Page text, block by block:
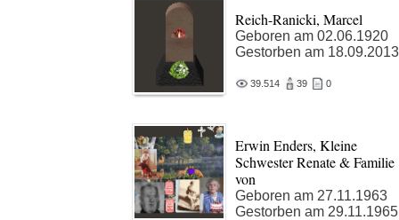
Reich-Ranicki, Marcel
Geboren am 02.06.1920
Gestorben am 18.09.2013
39.514 39 0
Erwin Enders, Kleine
Schwester Renate & Familie
von
Geboren am 27.11.1963
Gestorben am 29.11.1965